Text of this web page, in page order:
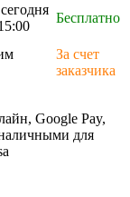
Бесплатно
За счет
заказчика
Google Pay,
для